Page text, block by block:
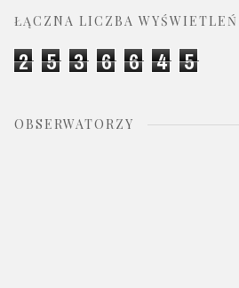
ŁĄCZNA LICZBA WYŚWIETLEŃ
2 5 3 6 6 4 5
OBSERWATORZY